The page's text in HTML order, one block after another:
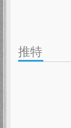
推特